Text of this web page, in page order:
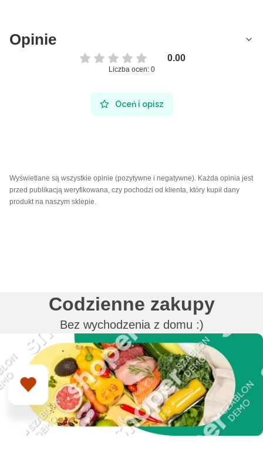
Opinie
0.00
Liczba ocen: 0
Oceń i opisz
Wyświetlane są wszystkie opinie (pozytywne i negatywne). Każda opinia jest
przed publikacją weryfikowana, czy pochodzi od klienta, który kupił dany
produkt na naszym sklepie.
Codzienne zakupy
Bez wychodzenia z domu :)